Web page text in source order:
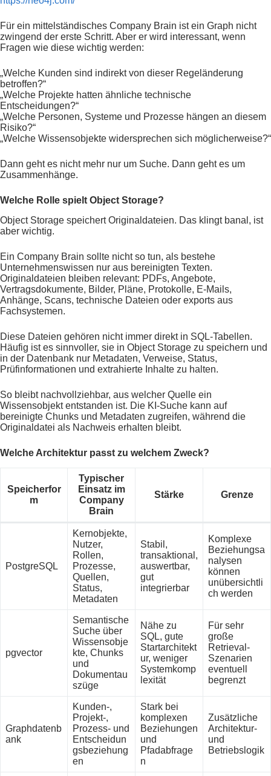
Für ein mittelständisches Company Brain ist ein Graph nicht
zwingend der erste Schritt. Aber er wird interessant, wenn
Fragen wie diese wichtig werden:
„Welche Kunden sind indirekt von dieser Regeländerung
betroffen?“
„Welche Projekte hatten ähnliche technische
Entscheidungen?“
„Welche Personen, Systeme und Prozesse hängen an diesem
Risiko?“
„Welche Wissensobjekte widersprechen sich möglicherweise?“
Dann geht es nicht mehr nur um Suche. Dann geht es um
Zusammenhänge.
Welche Rolle spielt Object Storage?
Object Storage speichert Originaldateien. Das klingt banal, ist
aber wichtig.
Ein Company Brain sollte nicht so tun, als bestehe
Unternehmenswissen nur aus bereinigten Texten.
Originaldateien bleiben relevant: PDFs, Angebote,
Vertragsdokumente, Bilder, Pläne, Protokolle, E-Mails,
Anhänge, Scans, technische Dateien oder exports aus
Fachsystemen.
Diese Dateien gehören nicht immer direkt in SQL-Tabellen.
Häufig ist es sinnvoller, sie in Object Storage zu speichern und
in der Datenbank nur Metadaten, Verweise, Status,
Prüfinformationen und extrahierte Inhalte zu halten.
So bleibt nachvollziehbar, aus welcher Quelle ein
Wissensobjekt entstanden ist. Die KI-Suche kann auf
bereinigte Chunks und Metadaten zugreifen, während die
Originaldatei als Nachweis erhalten bleibt.
Welche Architektur passt zu welchem Zweck?
Speicherfor
m
Typischer
Einsatz im
Company
Brain
Stärke Grenze
PostgreSQL
Kernobjekte,
Nutzer,
Rollen,
Prozesse,
Quellen,
Status,
Metadaten
Stabil,
transaktional,
auswertbar,
gut
integrierbar
Komplexe
Beziehungsa
nalysen
können
unübersichtli
ch werden
pgvector
Semantische
Suche über
Wissensobje
kte, Chunks
und
Dokumentau
szüge
Nähe zu
SQL, gute
Startarchitekt
ur, weniger
Systemkomp
lexität
Für sehr
große
Retrieval-
Szenarien
eventuell
begrenzt
Graphdatenb
ank
Kunden-,
Projekt-,
Prozess- und
Entscheidun
gsbeziehung
en
Stark bei
komplexen
Beziehungen
und
Pfadabfrage
n
Zusätzliche
Architektur-
und
Betriebslogik